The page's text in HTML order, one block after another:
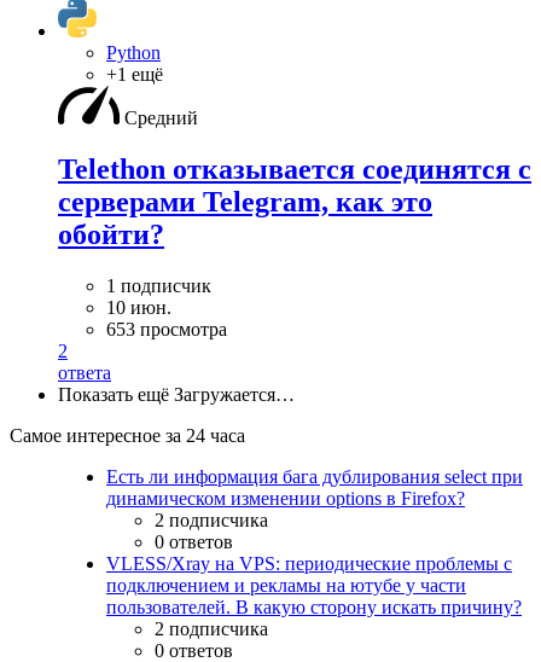
Python
+1 ещё
Средний
Telethon отказывается соединятся с
серверами Telegram, как это
обойти?
1 подписчик
10 июн.
653 просмотра
2
ответа
Показать ещё Загружается…
Самое интересное за 24 часа
Есть ли информация бага дублирования select при
динамическом изменении options в Firefox?
2 подписчика
0 ответов
VLESS/Xray на VPS: периодические проблемы с
подключением и рекламы на ютубе у части
пользователей. В какую сторону искать причину?
2 подписчика
0 ответов